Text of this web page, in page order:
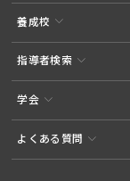
養成校
指導者検索
学会
よくある質問